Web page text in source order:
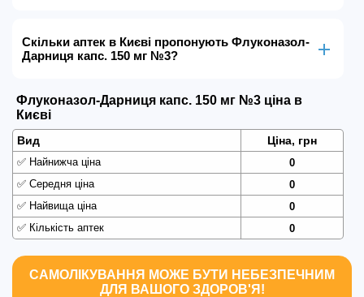
Скільки аптек в Києві пропонують Флуконазол-
Дарниця капс. 150 мг №3?
Флуконазол-Дарниця капс. 150 мг №3 ціна в
Києві
Вид Ціна, грн
✅ Найнижча ціна
0
✅ Середня ціна
0
✅ Найвища ціна
0
✅ Кількість аптек 0
САМОЛІКУВАННЯ МОЖЕ БУТИ НЕБЕЗПЕЧНИМ
ДЛЯ ВАШОГО ЗДОРОВ'Я!